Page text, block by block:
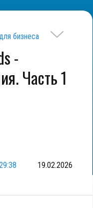
бизнеса
-
Часть 1
19.02.2026